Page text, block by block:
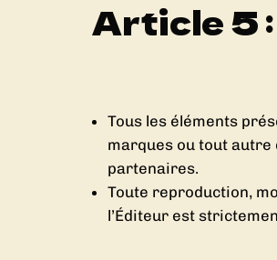
Article 5
Tous les éléments
marques ou tout autre
partenaires.
Toute reproduction,
l’Éditeur est